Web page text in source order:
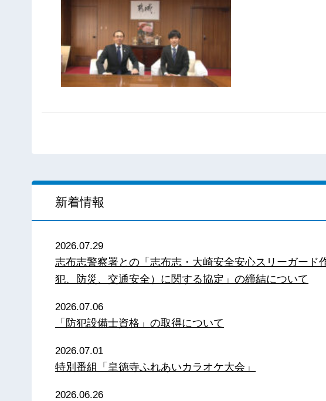
新着情報
2026.07.29
志布志警察署との「志布志・大崎安全安心スリーガード
犯、防災、交通安全）に関する協定」の締結について
2026.07.06
「防犯設備士資格」の取得について
2026.07.01
特別番組「皇徳寺ふれあいカラオケ大会」
2026.06.26